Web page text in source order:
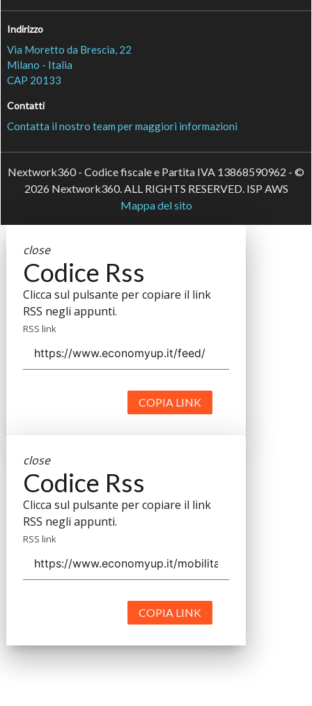
Indirizzo
Via Moretto da Brescia, 22
Milano - Italia
CAP 20133
Contatti
Contatta il nostro team per maggiori informazioni
Nextwork360 - Codice fiscale e Partita IVA 13868590962 - ©
2026 Nextwork360. ALL RIGHTS RESERVED. ISP AWS
Mappa del sito
close
Codice Rss
Clicca sul pulsante per copiare il link
RSS negli appunti.
RSS link
COPIA LINK
close
Codice Rss
Clicca sul pulsante per copiare il link
RSS negli appunti.
RSS link
COPIA LINK